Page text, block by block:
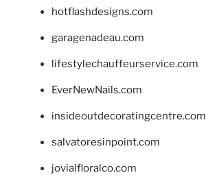
hotflashdesigns.com
garagenadeau.com
lifestylechauffeurservice.com
EverNewNails.com
insideoutdecoratingcentre.com
salvatoresinpoint.com
jovialfloralco.com